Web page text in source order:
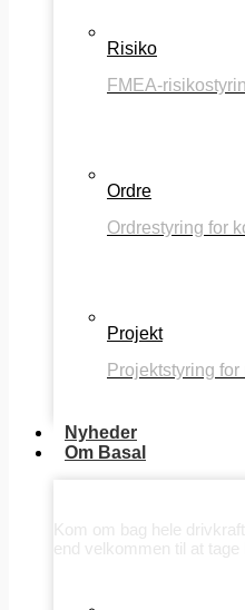
Risiko
FMEA-
Ordre
Ordrestyring for
Projekt
Projektstyring
Nyheder
Om Basal
Kom om bag hele
end velkommen til at tage